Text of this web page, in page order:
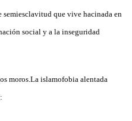
semiesclavitud que vive hacinada en
social y a la inseguridad
moros.La islamofobia alentada